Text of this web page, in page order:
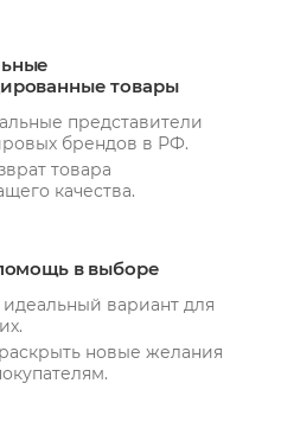
товары
представители
брендов в РФ.
товара
качества.
в выборе
вариант для
новые желания